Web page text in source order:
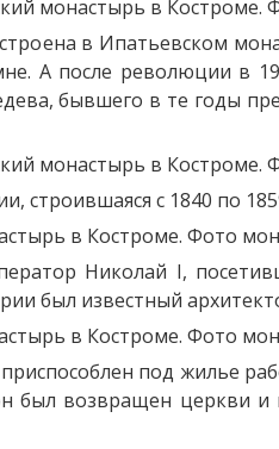
в Ипатьевском
А после революции в
бывшего в те годы
строившаяся с 1840 по
Николай I,
был известный
под жилье
был возвращен церкви и